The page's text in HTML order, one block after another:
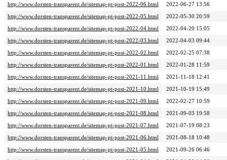
http://www.dorsten-transparent.de/sitemap-pt-post-2022-06.html
2022-06-27 13:56
http://www.dorsten-transparent.de/sitemap-pt-post-2022-05.html
2022-05-30 20:59
http://www.dorsten-transparent.de/sitemap-pt-post-2022-04.html
2022-04-20 15:05
http://www.dorsten-transparent.de/sitemap-pt-post-2022-03.html
2022-04-03 09:44
http://www.dorsten-transparent.de/sitemap-pt-post-2022-02.html
2022-02-25 07:38
http://www.dorsten-transparent.de/sitemap-pt-post-2022-01.html
2022-01-28 11:59
http://www.dorsten-transparent.de/sitemap-pt-post-2021-11.html
2021-11-18 12:41
http://www.dorsten-transparent.de/sitemap-pt-post-2021-10.html
2021-10-19 15:49
http://www.dorsten-transparent.de/sitemap-pt-post-2021-09.html
2022-02-27 10:59
http://www.dorsten-transparent.de/sitemap-pt-post-2021-08.html
2021-09-03 19:58
http://www.dorsten-transparent.de/sitemap-pt-post-2021-07.html
2021-07-19 08:23
http://www.dorsten-transparent.de/sitemap-pt-post-2021-06.html
2021-08-18 10:48
http://www.dorsten-transparent.de/sitemap-pt-post-2021-05.html
2021-09-26 06:46